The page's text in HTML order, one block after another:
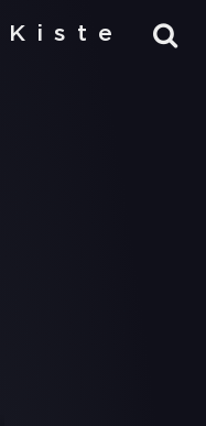
Kiste